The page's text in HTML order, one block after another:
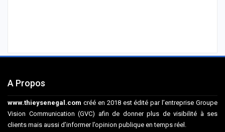
A Propos
www.thieysenegal.com créé en 2018 est édité par l’entreprise Groupe
Vision Communication (GVC) afin de donner plus de visibilité à ses
clients mais aussi d’informer l’opinion publique en temps réel.